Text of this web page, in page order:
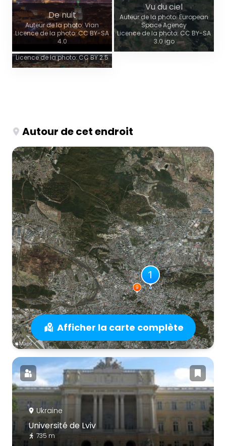
De nuit
Auteur de la photo: Vian
Licence de la photo: CC BY-SA
4.0
Vu du ciel
Auteur de la photo: European
Space Agency
Licence de la photo: CC BY-SA
3.0 igo
Vue panoramique
Auteur de la photo:
Licence de la photo: CC BY 2.5
Autour de cet endroit
Afficher la carte complète
Ukraine
Université de Lviv
735 m